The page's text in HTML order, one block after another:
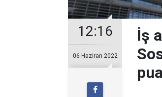
12:16
06 Haziran 2022
İş